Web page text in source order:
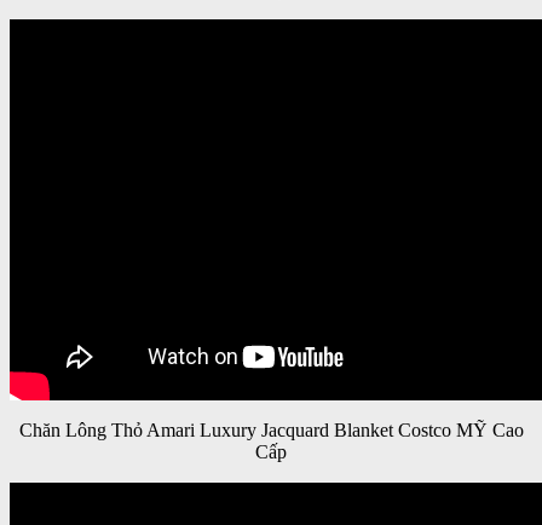
Chăn Lông Thỏ Amari Luxury Jacquard Blanket Costco MỸ Cao
Cấp